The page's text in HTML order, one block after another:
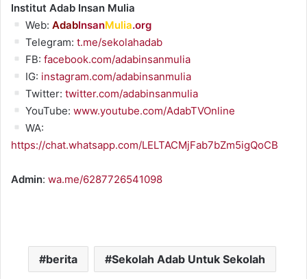
Institut Adab Insan Mulia
Web:AdabInsanMulia.org
Telegram:t.me/sekolahadab
FB:facebook.com/adabinsanmulia
IG: instagram.com/adabinsanmulia
Twitter:twitter.com/adabinsanmulia
YouTube:www.youtube.com/AdabTVOnline
WA:
https://chat.whatsapp.com/LELTACMjFab7bZm5igQoCB
Admin: wa.me/6287726541098
berita Sekolah Adab Untuk Sekolah